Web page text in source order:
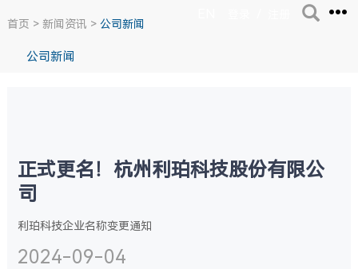
首页 > 新闻资讯 > 公司新闻
公司新闻
正式更名！杭州利珀科技股份有限公
司
利珀科技企业名称变更通知
2024-09-04